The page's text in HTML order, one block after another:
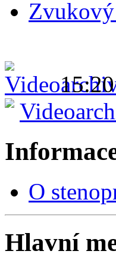
Zvukový
15:20
O
Hlavní